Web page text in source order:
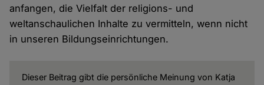
anfangen, die Vielfalt der religions- und
weltanschaulichen Inhalte zu vermitteln, wenn nicht
in unseren Bildungseinrichtungen.
Dieser Beitrag gibt die persönliche Meinung von Katja